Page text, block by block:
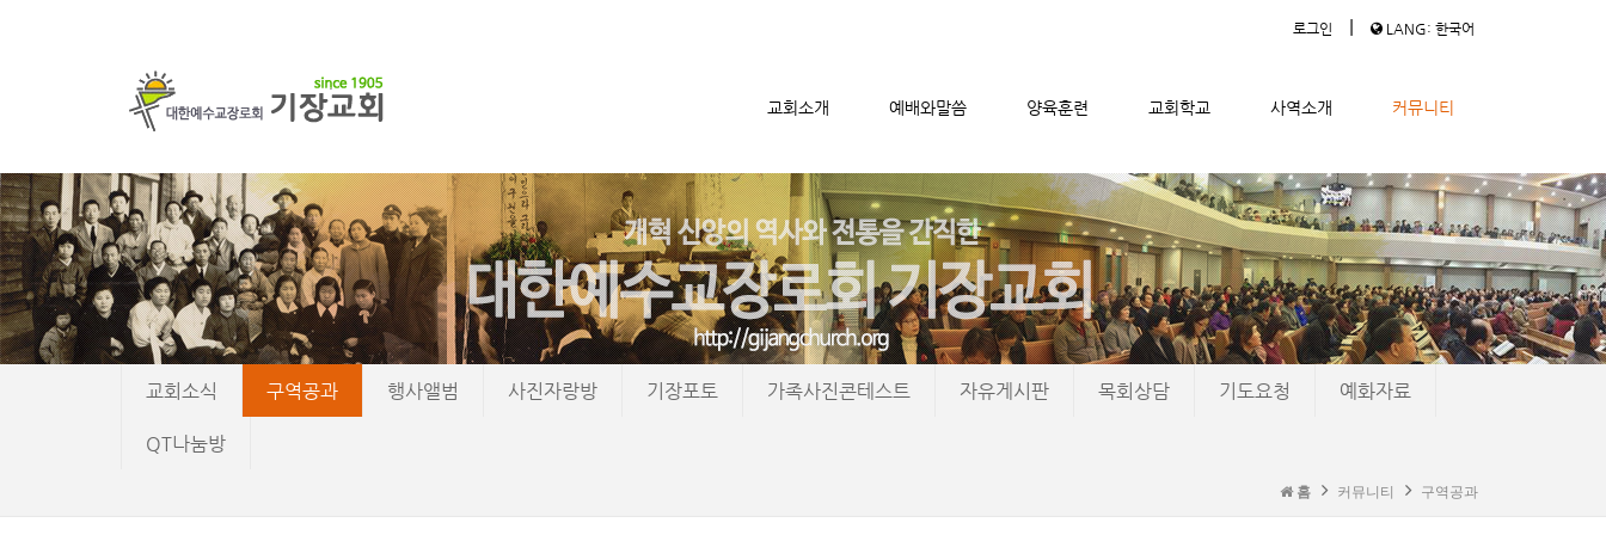
로그인 | LANG: 한국어
교회소개 예배와말씀 양육훈련 교회학교 사역소개 커뮤니티
메뉴 건너뛰기
교회소식 구역공과 행사앨범 사진자랑방 기장포토 가족사진콘테스트 자유게시판 목회상담 기도요청 예화자료
QT나눔방
홈 커뮤니티 구역공과